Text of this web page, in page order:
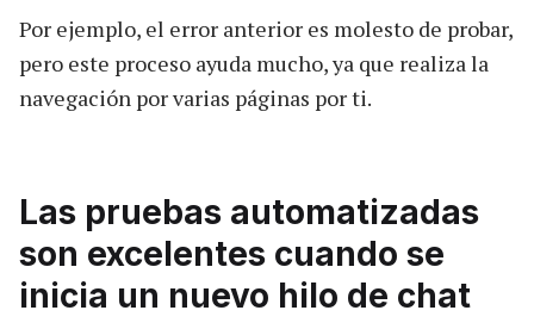
Por ejemplo, el error anterior es molesto de probar,
pero este proceso ayuda mucho, ya que realiza la
navegación por varias páginas por ti.
Las pruebas automatizadas
son excelentes cuando se
inicia un nuevo hilo de chat